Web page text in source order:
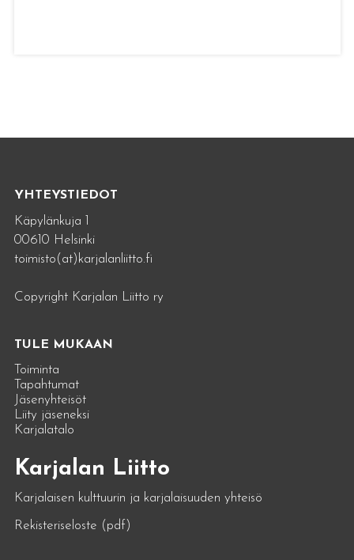
YHTEYSTIEDOT
Käpylänkuja 1
00610 Helsinki
toimisto(at)karjalanliitto.fi
Copyright Karjalan Liitto ry
TULE MUKAAN
Toiminta
Tapahtumat
Jäsenyhteisöt
Liity jäseneksi
Karjalatalo
Karjalan Liitto
Karjalaisen kulttuurin ja karjalaisuuden yhteisö
Rekisteriseloste (pdf)